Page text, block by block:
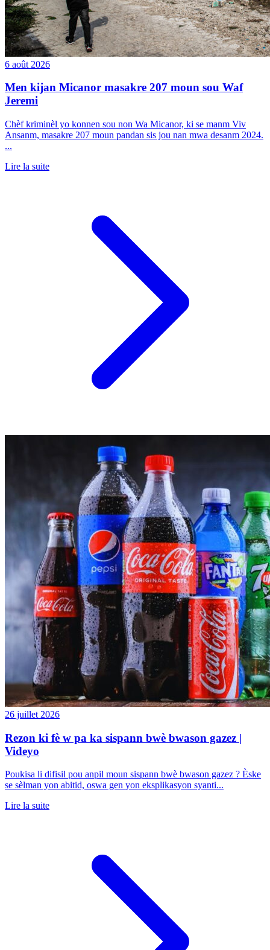
6 août 2026
Men kijan Micanor masakre 207 moun sou Waf
Jeremi
Chèf kriminèl yo konnen sou non Wa Micanor, ki se manm Viv
Ansanm, masakre 207 moun pandan sis jou nan mwa desanm 2024.
...
Lire la suite
26 juillet 2026
Rezon ki fè w pa ka sispann bwè bwason gazez |
Videyo
Poukisa li difisil pou anpil moun sispann bwè bwason gazez ? Èske
se sèlman yon abitid, oswa gen yon eksplikasyon syanti...
Lire la suite